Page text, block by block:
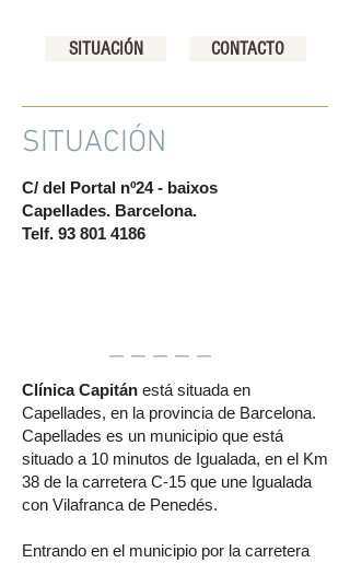
SITUACIÓN CONTACTO
SITUACIÓN
C/ del Portal nº24 - baixos
Capellades. Barcelona.
Telf. 93 801 4186
_ _ _ _ _
Clínica Capitán está situada en
Capellades, en la provincia de Barcelona.
Capellades es un municipio que está
situado a 10 minutos de Igualada, en el Km
38 de la carretera C-15 que une Igualada
con Vilafranca de Penedés.
Entrando en el municipio por la carretera